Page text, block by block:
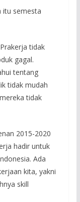
itu semesta
tidak
gagal.
tentang
tidak mudah
tidak
2015-2020
hadir untuk
Ada
kita, yakni
skill